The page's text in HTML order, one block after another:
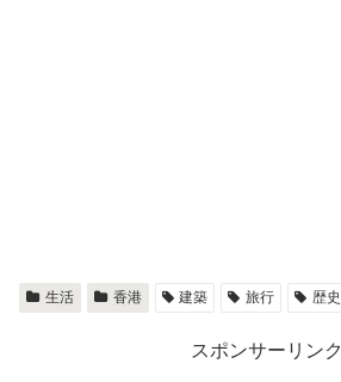
生活 香港 建築 旅行 歴史
スポンサーリンク